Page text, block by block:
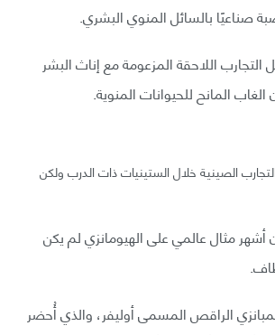
صناعيًا بالسائل المنوي البشري.
اللاحقة المزعومة مع إناث البشر
المانح للحيوانات المنوية.
الصينية خلال الستينيات ذات الدرب ولكن
أشهر مثال عالمي على الهيومانزي لم يكن
الراقص المسمى أوليفر، والذي أُحضر